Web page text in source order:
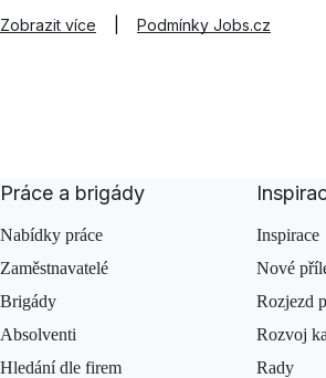
Zobrazit více Podmínky Jobs.cz
Práce a brigády
Nabídky práce
Zaměstnavatelé
Brigády
Absolventi
Hledání dle firem
Inspirace
Nové
Rozjezd
Rozvoj
Rady